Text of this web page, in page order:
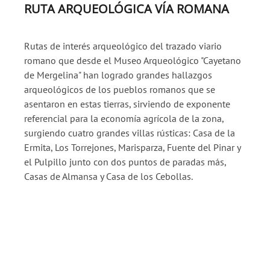
RUTA ARQUEOLÓGICA VÍA ROMANA
Rutas de interés arqueológico del trazado viario
romano que desde el Museo Arqueológico "Cayetano
de Mergelina" han logrado grandes hallazgos
arqueológicos de los pueblos romanos que se
asentaron en estas tierras, sirviendo de exponente
referencial para la economía agrícola de la zona,
surgiendo cuatro grandes villas rústicas: Casa de la
Ermita, Los Torrejones, Marisparza, Fuente del Pinar y
el Pulpillo junto con dos puntos de paradas más,
Casas de Almansa y Casa de los Cebollas.